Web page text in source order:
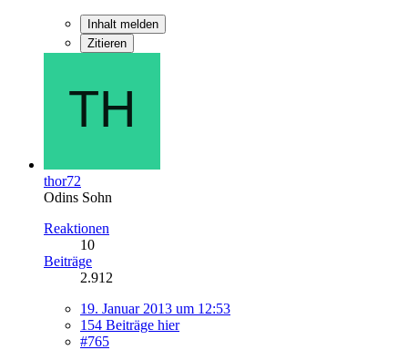
Inhalt melden
Zitieren
thor72
Odins Sohn
Reaktionen
10
Beiträge
2.912
19. Januar 2013 um 12:53
154 Beiträge hier
#765